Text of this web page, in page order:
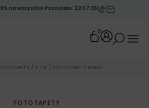
na wszystko! Pozostało: 22:57:33
0
/ STYL / FOTOTAPETY BOHO
FOTOTAPETY